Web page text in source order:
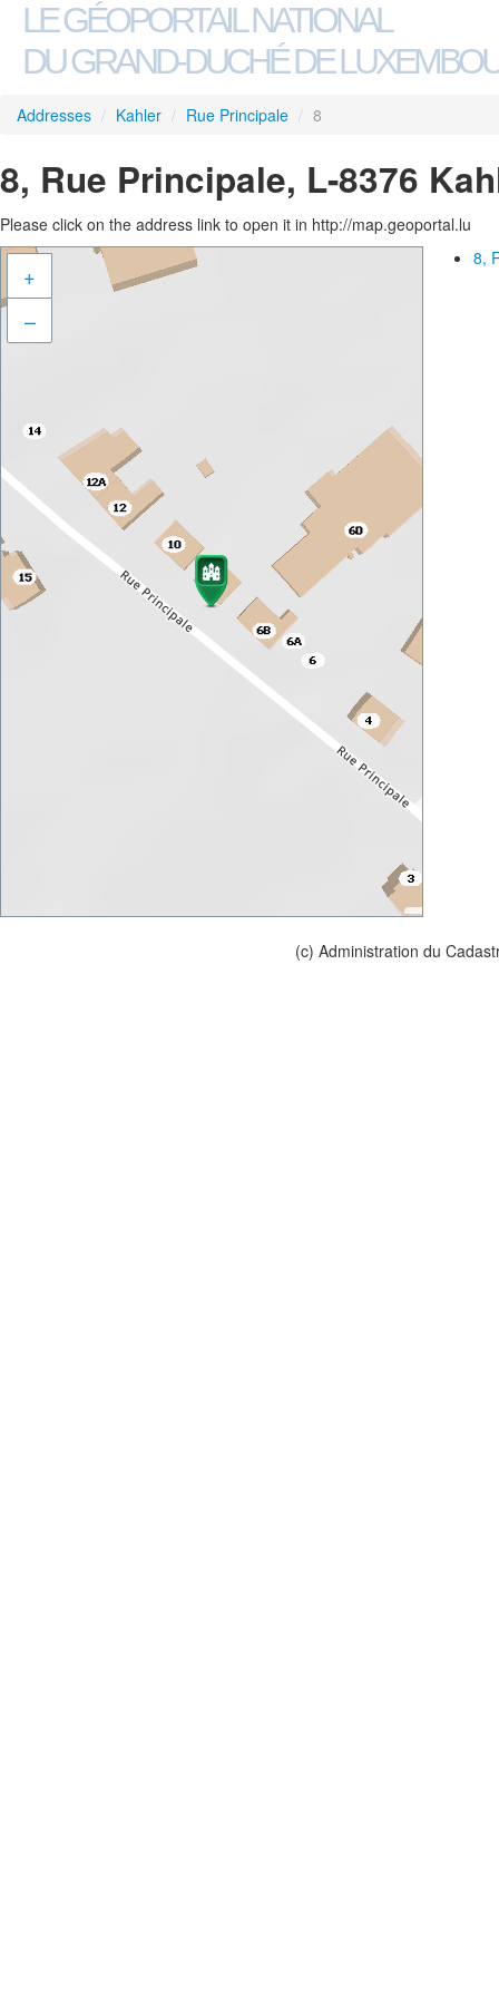
LE GÉOPORTAIL NATIONAL
DU GRAND-DUCHÉ DE
Addresses / Kahler / Rue Principale / 8
8, Rue Principale, L-8376
Please click on the address link to open it in http://map.geoportal.lu
+
–
8,
(c) Administration du